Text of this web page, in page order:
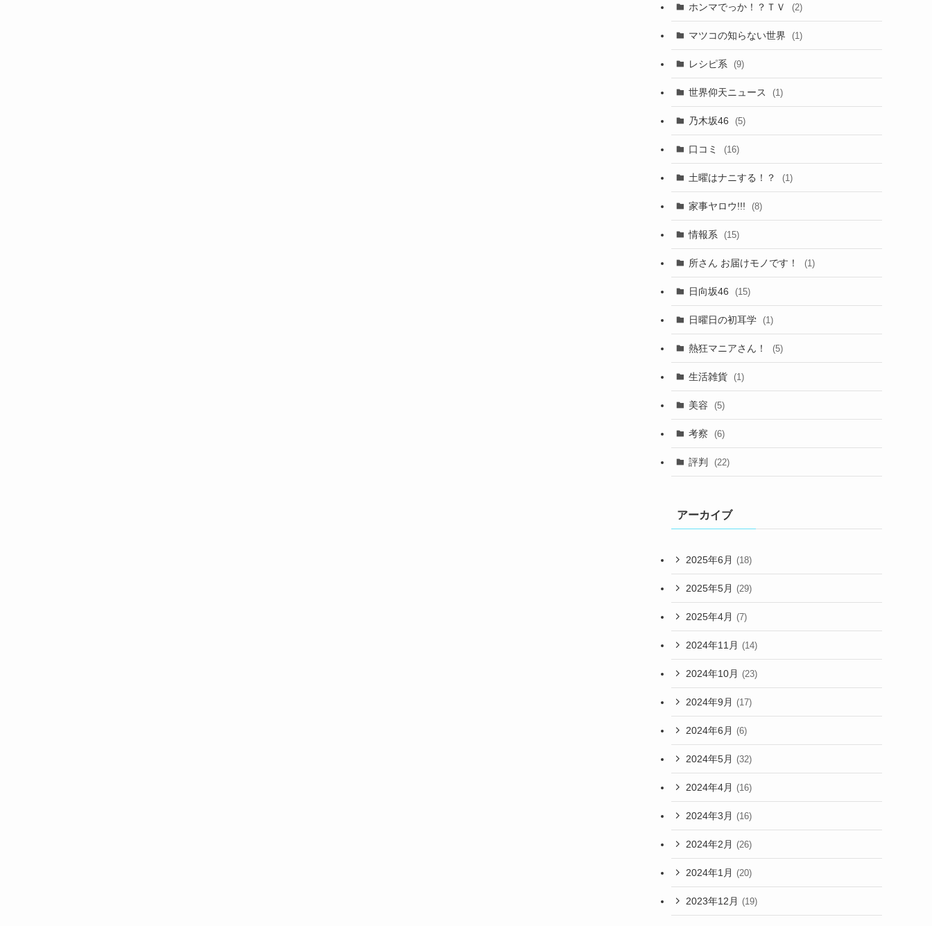
ホンマでっか！？ＴＶ (2)
マツコの知らない世界 (1)
レシピ系 (9)
世界仰天ニュース (1)
乃木坂46 (5)
口コミ (16)
土曜はナニする！？ (1)
家事ヤロウ!!! (8)
情報系 (15)
所さん お届けモノです！ (1)
日向坂46 (15)
日曜日の初耳学 (1)
熱狂マニアさん！ (5)
生活雑貨 (1)
美容 (5)
考察 (6)
評判 (22)
アーカイブ
2025年6月 (18)
2025年5月 (29)
2025年4月 (7)
2024年11月 (14)
2024年10月 (23)
2024年9月 (17)
2024年6月 (6)
2024年5月 (32)
2024年4月 (16)
2024年3月 (16)
2024年2月 (26)
2024年1月 (20)
2023年12月 (19)